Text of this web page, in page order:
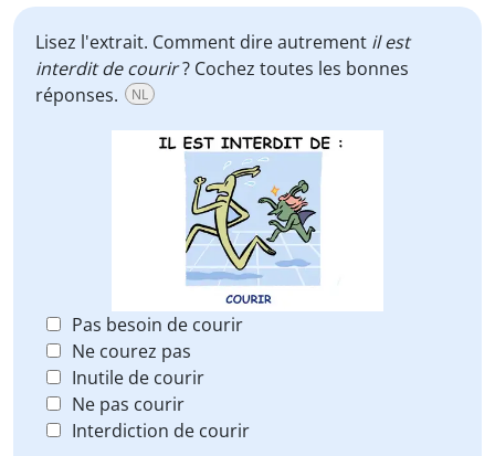
Lisez l'extrait. Comment dire autrement il est
interdit de courir? Cochez toutes les bonnes
réponses.
NL
Pas besoin de courir
Ne courez pas
Inutile de courir
Ne pas courir
Interdiction de courir